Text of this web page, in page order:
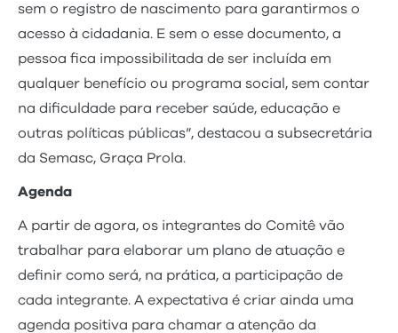
sem o registro de nascimento para garantirmos o
acesso à cidadania. E sem o esse documento, a
pessoa fica impossibilitada de ser incluída em
qualquer benefício ou programa social, sem contar
na dificuldade para receber saúde, educação e
outras políticas públicas”, destacou a subsecretária
da Semasc, Graça Prola.
Agenda
A partir de agora, os integrantes do Comitê vão
trabalhar para elaborar um plano de atuação e
definir como será, na prática, a participação de
cada integrante. A expectativa é criar ainda uma
agenda positiva para chamar a atenção da